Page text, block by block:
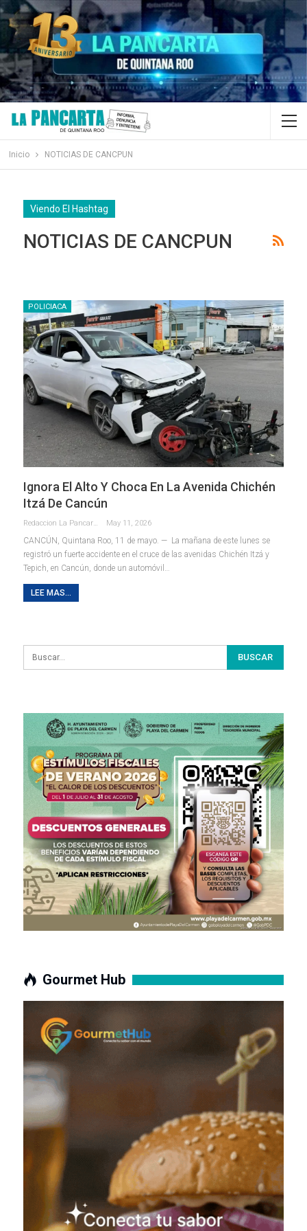
Inicio NOTICIAS DE CANCPUN
Viendo El Hashtag
NOTICIAS DE CANCPUN
POLICIACA
Ignora El Alto Y Choca En La Avenida Chichén
Itzá De Cancún
Redaccion La Pancarta De Quintana Roo May 11, 2026
CANCÚN, Quintana Roo, 11 de mayo. — La mañana de este lunes se
registró un fuerte accidente en el cruce de las avenidas Chichén Itzá y
Tepich, en Cancún, donde un automóvil …
LEE MAS...
Gourmet Hub